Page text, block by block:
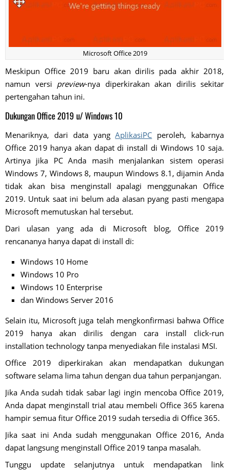
Microsoft Office 2019
Meskipun Office 2019 baru akan dirilis pada akhir 2018,
namun versi preview-nya diperkirakan akan dirilis sekitar
pertengahan tahun ini.
Dukungan Office 2019 u/ Windows 10
Menariknya, dari data yangAplikasiPC peroleh, kabarnya
Office 2019 hanya akan dapat di install di Windows 10 saja.
Artinya jika PC Anda masih menjalankan sistem operasi
Windows 7, Windows 8, maupun Windows 8.1, dijamin Anda
tidak akan bisa menginstall apalagi menggunakan Office
2019. Untuk saat ini belum ada alasan pyang pasti mengapa
Microsoft memutuskan hal tersebut.
Dari ulasan yang ada di Microsoft blog, Office 2019
rencananya hanya dapat di install di:
Windows 10 Home
Windows 10 Pro
Windows 10 Enterprise
dan Windows Server 2016
Selain itu, Microsoft juga telah mengkonfirmasi bahwa Office
2019 hanya akan dirilis dengan cara install click-run
installation technology tanpa menyediakan file instalasi MSI.
Office 2019 diperkirakan akan mendapatkan dukungan
software selama lima tahun dengan dua tahun perpanjangan.
Jika Anda sudah tidak sabar lagi ingin mencoba Office 2019,
Anda dapat menginstall trial atau membeli Office 365 karena
hampir semua fitur Office 2019 sudah tersedia di Office 365.
Jika saat ini Anda sudah menggunakan Office 2016, Anda
dapat langsung menginstall Office 2019 tanpa masalah.
Tunggu update selanjutnya untuk mendapatkan link